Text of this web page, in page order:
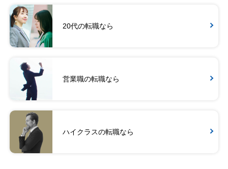
20代の転職なら
営業職の転職なら
ハイクラスの転職なら